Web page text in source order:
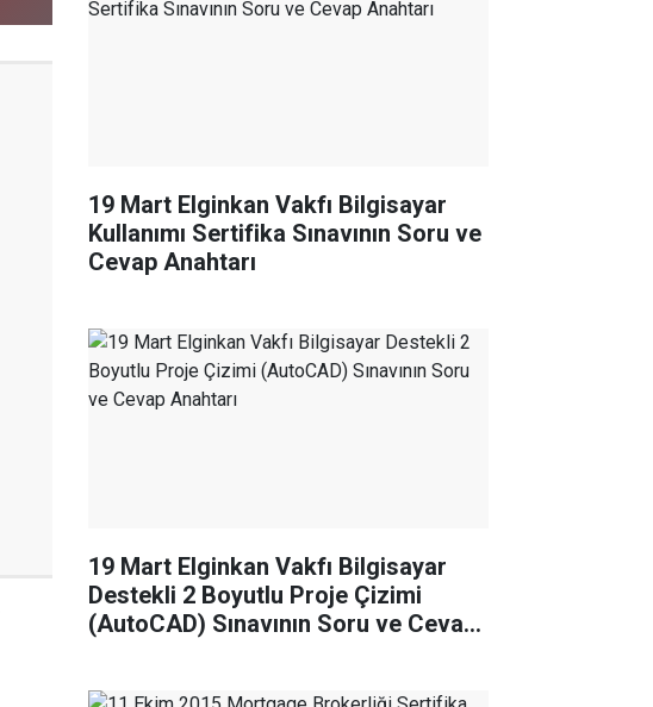
19 Mart Elginkan Vakfı Bilgisayar
Kullanımı Sertifika Sınavının Soru ve
Cevap Anahtarı
19 Mart Elginkan Vakfı Bilgisayar
Destekli 2 Boyutlu Proje Çizimi
(AutoCAD) Sınavının Soru ve Cevap